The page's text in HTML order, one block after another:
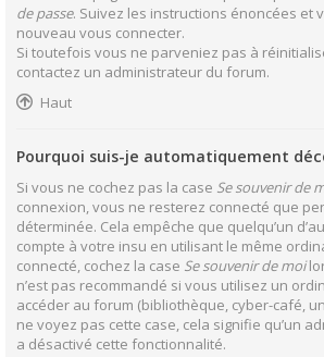
de passe. Suivez les instructions énoncées et
nouveau vous connecter.
Si toutefois vous ne parveniez pas à
contactez un administrateur du forum.
Haut
Pourquoi suis-je automatiquement
Si vous ne cochez pas la case Se souvenir de
connexion, vous ne resterez connecté que
déterminée. Cela empêche que quelqu’un
compte à votre insu en utilisant le même
connecté, cochez la case Se souvenir de moi
n’est pas recommandé si vous utilisez un
accéder au forum (bibliothèque, cyber-café,
ne voyez pas cette case, cela signifie qu’un
a désactivé cette fonctionnalité.